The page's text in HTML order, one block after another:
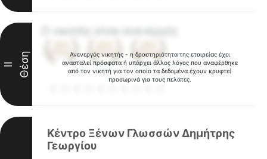
Ανενεργός νικητής - η δραστηριότητα της εταιρείας έχει
ανασταλεί πρόσφατα ή υπάρχει άλλος λόγος που αναφέρθηκε
από τον νικητή για τον οποίο τα δεδομένα έχουν κρυφτεί
προσωρινά για τους πελάτες.
II Θέση
Κέντρο Ξένων Γλωσσών Δημήτρης
Γεωργίου